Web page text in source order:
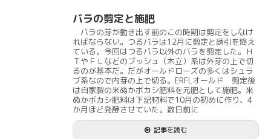
バラの剪定と施肥
バラの芽が動き出す前のこの時期は剪定をしなけ
ればならない。つるバラは12月に剪定と誘引を終え
ている。今回はつるバラ以外のバラを剪定した。Ｈ
ＴやＦＬなどのブッシュ（木立）系は外芽の上で切
るのが基本だ。だがオールドローズの多くはシュラ
ブ系なので内芽の上で切る。ERFLオールド 剪定後
は自家製の米ぬかボカシ肥料を元肥として施肥。米
ぬかボカシ肥料は下記材料で10月の初めに作り、4
か月ほど発酵させていた。数日前に
記事を読む